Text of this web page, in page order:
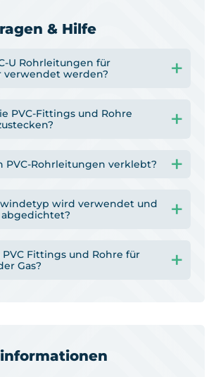
& Hilfe
U Rohrleitungen für
verwendet werden?
PVC-Fittings und Rohre
PVC-Rohrleitungen verklebt?
wird verwendet und
Fittings und Rohre für
Gas?